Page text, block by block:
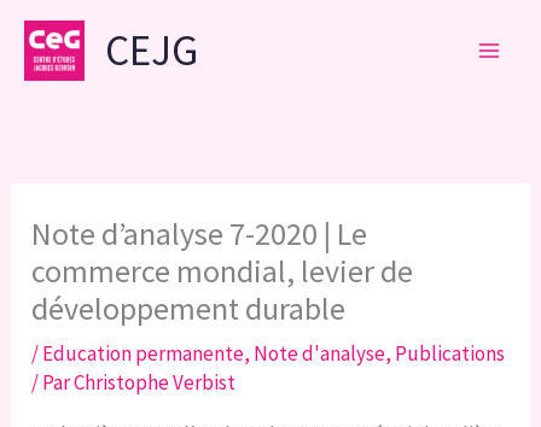
Aller
contenu
CEJG
Note d’analyse 7-2020 | Le
commerce mondial, levier de
développement durable
/Education permanente, Note d'analyse, Publications
/ ParChristophe Verbist